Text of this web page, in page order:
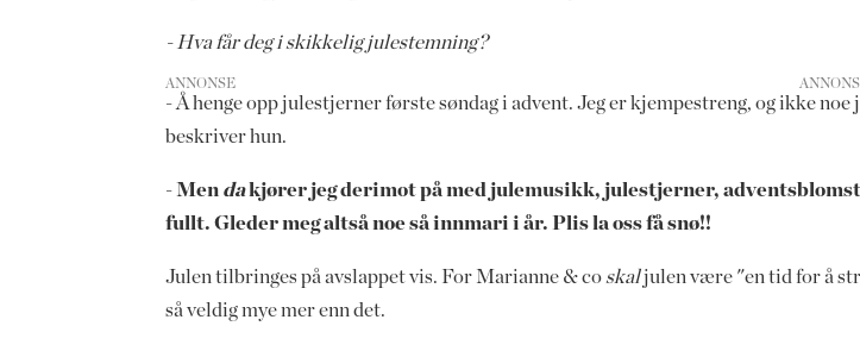
- Hva får deg i skikkelig julestemning?
ANNONSE
- Å henge opp julestjerner første søndag i advent. Jeg er kjempestreng, og ikke
beskriver hun.
- Men dakjører jeg derimot på med julemusikk, julestjerner,
fullt. Gleder meg altså noe så innmari i år. Plis la oss få snø!!
Julen tilbringes på avslappet vis. For Marianne & co skaljulen være "en tid for å
så veldig mye mer enn det.